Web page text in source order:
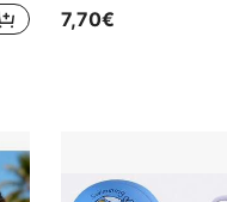
7,70€